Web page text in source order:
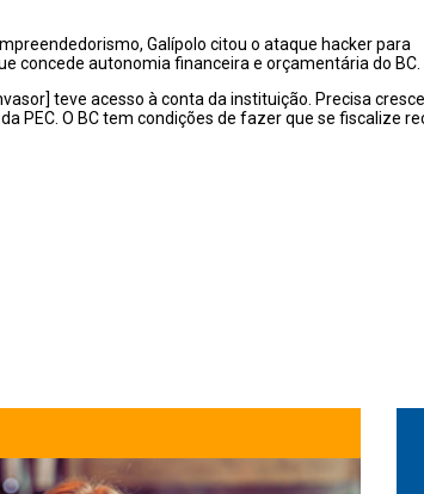
Galípolo citou o ataque hacker para
concede autonomia financeira e orçamentária do BC.
teve acesso à conta da instituição. Precisa
PEC. O BC tem condições de fazer que se fiscalize